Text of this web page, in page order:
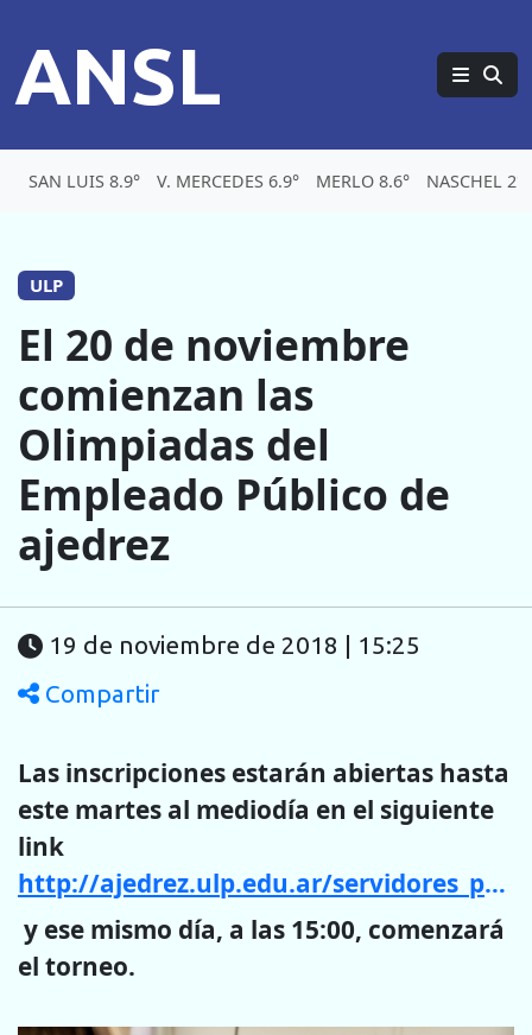
ANSL
SAN LUIS 8.9° V. MERCEDES 6.9° MERLO 8.6° NASCHEL 2°
ULP
El 20 de noviembre
comienzan las
Olimpiadas del
Empleado Público de
ajedrez
19 de noviembre de 2018 | 15:25
Compartir
Las inscripciones estarán abiertas hasta
este martes al mediodía en el siguiente
link
http://ajedrez.ulp.edu.ar/servidores_publicos.php
y ese mismo día, a las 15:00, comenzará
el torneo.